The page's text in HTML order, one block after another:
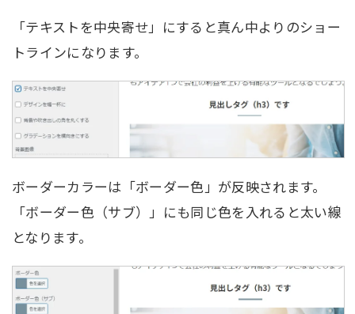
「テキストを中央寄せ」にすると真ん中よりのショー
トラインになります。
ボーダーカラーは「ボーダー色」が反映されます。
「ボーダー色（サブ）」にも同じ色を入れると太い線
となります。